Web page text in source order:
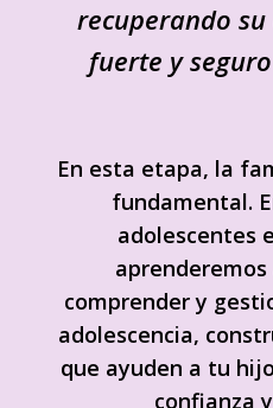
recuperando
fuerte y
En esta etapa, la
fundamental.
adolescentes
comprender y
adolescencia,
que ayuden a tu
confianza